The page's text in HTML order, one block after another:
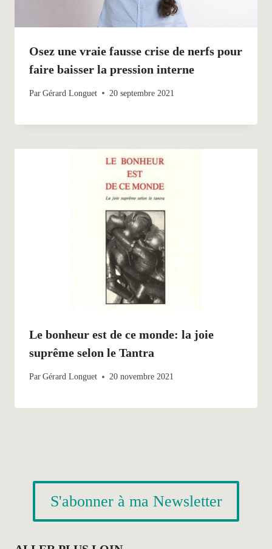
Osez une vraie fausse crise de nerfs pour
faire baisser la pression interne
Par Gérard Longuet 20 septembre 2021
Le bonheur est de ce monde: la joie
suprême selon le Tantra
Par Gérard Longuet 20 novembre 2021
S'abonner à ma Newsletter